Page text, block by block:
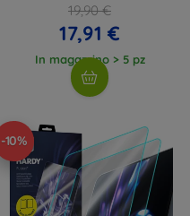
19,90 €
17,91 €
In magazzino > 5 pz
-10%